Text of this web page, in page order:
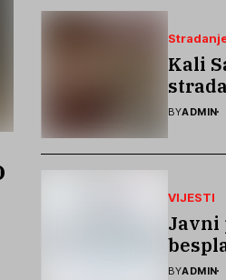
Kali
borbi
BYADMIN
VIJESTI
Javni
BYADMIN